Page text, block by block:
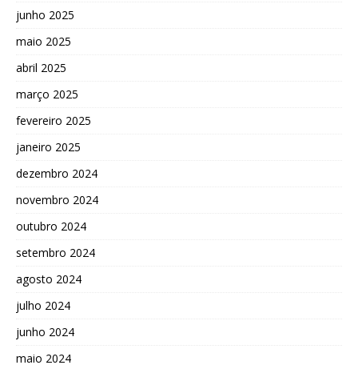
junho 2025
maio 2025
abril 2025
março 2025
fevereiro 2025
janeiro 2025
dezembro 2024
novembro 2024
outubro 2024
setembro 2024
agosto 2024
julho 2024
junho 2024
maio 2024